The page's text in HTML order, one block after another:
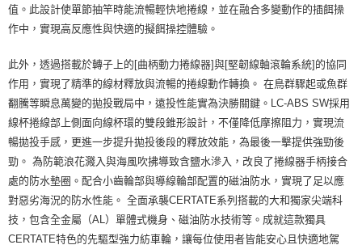
時審查核予不同之上限額度；若仍有額度不足之情形，本公司將視審查結果
請求用戶進行身份認證。
５．嚴禁一人註冊多個帳號或使用他人資訊註冊。若發現惡意使用之情形，
每筆NT$200，滿NT$3,000(含以上)免運費
值。此設計使單節抽竿時能流暢輕快地捲線，並在融合多變動作的插餌操
作中，實現高反應性與快適的擬餌操控體驗。
此外，透過搭載於轉子上的[曲柄動力捲線器]與[堅韌線軸滾輪系統]的協同
作用，實現了精準的線材釋放與流暢的捲線動作轉換。 在鳥群驟起或魚群
翻騰等瞬息萬變的拋投戰局中，遠投性能實為決勝關鍵。LC-ABS SW採用
線杯捲線部上側面向線杯環的雙段錐形設計，不僅降低摩擦阻力，實現流
暢拋投手感，更進一步提升拋投後段的釋放效能，為最後一擊提供強勁後
勁。 為防範浪花濺入與海風吹拂導致含鹽水滲入，改良了捲線器手柄接合
處的防水墊圈。配合小齒輪部與導線輪部配置的磁油防水，實現了足以應
對惡劣海況的防水性能。 全面承襲CERTATE系列搭載的大和獨家尖端科
技，包含全金屬（AL）單體式機身、磁油防水技術等。成就這款獨具
CERTATE特色的先驅型強力紡車輪，讓每位使用者皆能安心且快適地駕